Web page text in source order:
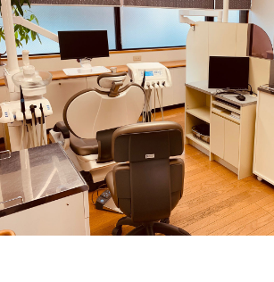
医院概要・設備写真
診療時間・地図
歯科医院Q＆A